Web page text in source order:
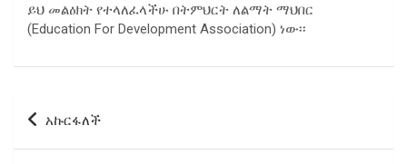
ይህ መልዕክት የተላለፈላችሁ በትምህርት ለልማት ማህበር
(Education For Development Association) ነው፡፡
Post
አኩርፋለች